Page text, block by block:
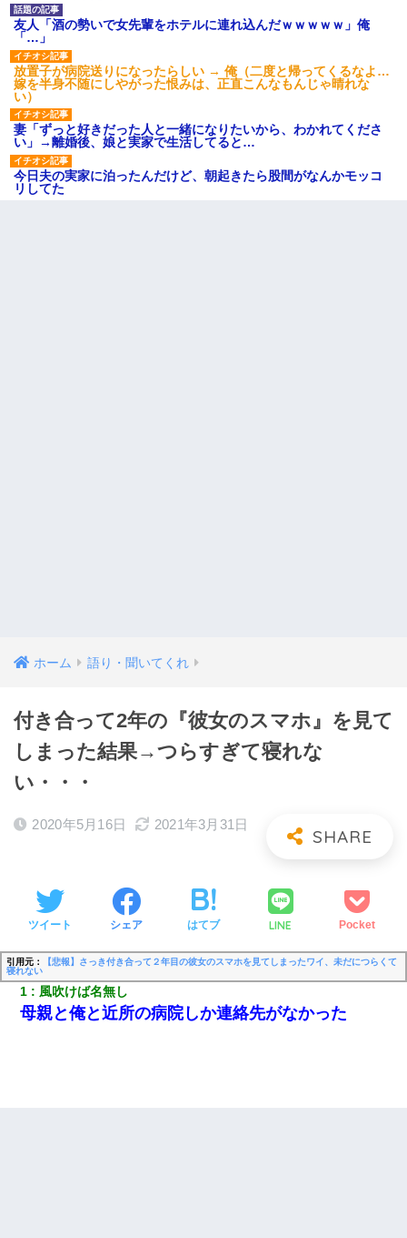
友人「酒の勢いで女先輩をホテルに連れ込んだｗｗｗｗｗ」俺
「…」
放置子が病院送りになったらしい → 俺（二度と帰ってくるなよ…
嫁を半身不随にしやがった恨みは、正直こんなもんじゃ晴れな
い）
妻「ずっと好きだった人と一緒になりたいから、わかれてくださ
い」→離婚後、娘と実家で生活してると…
今日夫の実家に泊ったんだけど、朝起きたら股間がなんかモッコ
リしてた
ホーム 語り・聞いてくれ
付き合って2年の『彼女のスマホ』を見て
しまった結果→つらすぎて寝れな
い・・・
2020年5月16日 2021年3月31日
ツイート シェア はてブ LINE Pocket
引用元：
【悲報】さっき付き合って２年目の彼女のスマホを見てしまったワイ、未だにつらくて
寝れない
1 風吹けば名無し
母親と俺と近所の病院しか連絡先がなかった